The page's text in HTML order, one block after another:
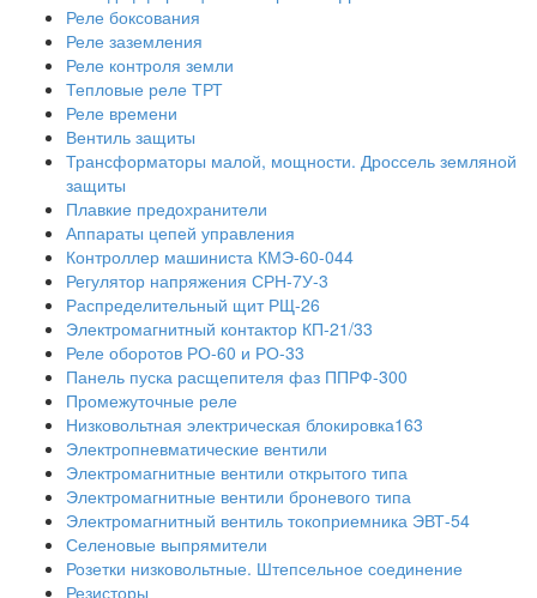
Реле боксования
Реле заземления
Реле контроля земли
Тепловые реле ТРТ
Реле времени
Вентиль защиты
Трансформаторы малой, мощности. Дроссель земляной
защиты
Плавкие предохранители
Аппараты цепей управления
Контроллер машиниста КМЭ-60-044
Регулятор напряжения СРН-7У-3
Распределительный щит РЩ-26
Электромагнитный контактор КП-21/33
Реле оборотов РО-60 и РО-33
Панель пуска расщепителя фаз ППРФ-300
Промежуточные реле
Низковольтная электрическая блокировка163
Электропневматические вентили
Электромагнитные вентили открытого типа
Электромагнитные вентили броневого типа
Электромагнитный вентиль токоприемника ЭВТ-54
Селеновые выпрямители
Розетки низковольтные. Штепсельное соединение
Резисторы